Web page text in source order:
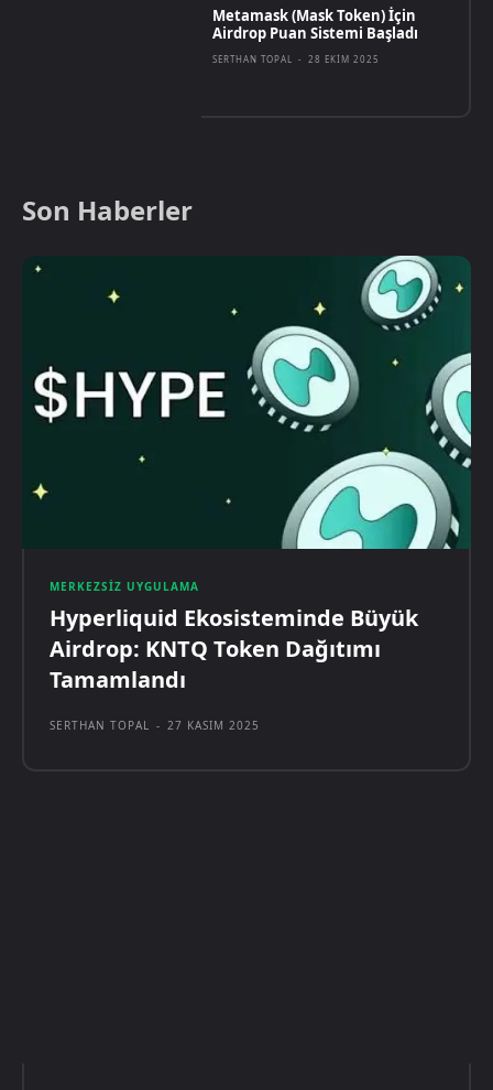
Metamask (Mask Token) İçin
Airdrop Puan Sistemi Başladı
SERTHAN TOPAL - 28 EKIM 2025
Son Haberler
MERKEZSIZ UYGULAMA
Hyperliquid Ekosisteminde Büyük
Airdrop: KNTQ Token Dağıtımı
Tamamlandı
SERTHAN TOPAL - 27 KASIM 2025